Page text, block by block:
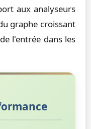
aux analyseurs
graphe croissant
l'entrée dans les